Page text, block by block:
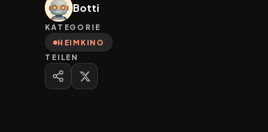
Botti
KATEGORIE
HEIMKINO
TEILEN